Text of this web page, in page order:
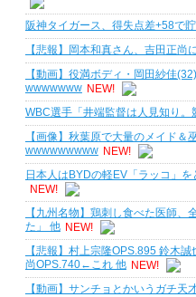
阪神タイガース、得失点差+58で
【悲報】岡本和真さん、吉田正尚
【動画】役満ボディ・岡田紗佳
wwwwwww NEW!
WBC選手「井端監督は人見知り。
【画像】秋葉原で大量のメイド＆
wwwwwwwww NEW!
日本人はBYDの軽EV「ラッコ」
NEW!
【九州名物】鶏刺し食べた医師
た」 他 NEW!
【悲報】村上宗隆OPS.895 鈴木
尚OPS.740←これ 他 NEW!
【動画】サンチョとかいうガチ天